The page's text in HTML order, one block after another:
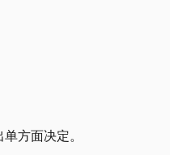
方面决定。